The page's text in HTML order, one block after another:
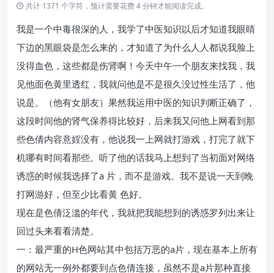
共计 1371 个字符，预计需要花费 4 分钟才能阅读完成。
我是一个中毒很深的人，我学了中医知识以后才知道我眼睛
下边的黑眼袋是怎么来的，才知道了为什么人人都说我脸上
没得血色，这些都是伤肾啊！今天中午一个朋友来找我，我
见他面色黄里透红，我就问他是不是很久没过性生活了，他
说是。（他有女朋友）果然我运用中医的知识判断正确了，
这段时间他的肾气保养得比较好，后来我又问他上网看到那
些色倩内容意婬没有，他说我一上网就打游戏，打完了就下
机哪有时间看那些。听了他的话我马上想到了当初面对网络
诱惑的时候我选择了a 片，而不是游戏。我不是说一天到晚
打网游好，但至少比看黄 色好。
现在是色倩泛滥的年代，我就把我能想到的诱惑罗列出来让
回过头来看看清楚。
一：最严重的H色网站其中包括万恶的a片，现在基本上所有
的网站无一例外都要到点色倩连接，虽然不是a片那种直接